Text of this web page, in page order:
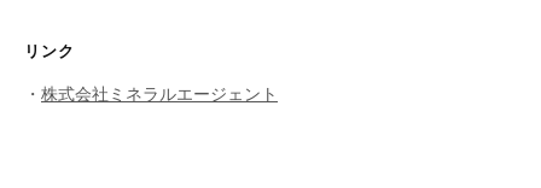
リンク
・ 株式会社ミネラルエージェント